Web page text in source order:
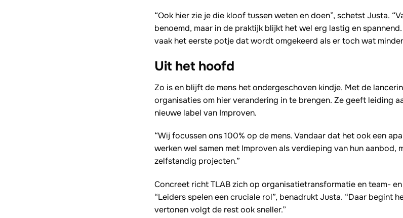
“Ook hier zie je die kloof tussen weten en doen”, schetst Justa.
benoemd, maar in de praktijk blijkt het wel erg lastig en
vaak het eerste potje dat wordt omgekeerd als er toch wat
Uit het hoofd
Zo is en blijft de mens het ondergeschoven kindje. Met de
organisaties om hier verandering in te brengen. Ze geeft leiding
nieuwe label van Improven.
“Wij focussen ons 100% op de mens. Vandaar dat het ook een
werken wel samen met Improven als verdieping van hun aanbod,
zelfstandig projecten.”
Concreet richt TLAB zich op organisatietransformatie en team-
“Leiders spelen een cruciale rol”, benadrukt Justa. “Daar begint
vertonen volgt de rest ook sneller.”